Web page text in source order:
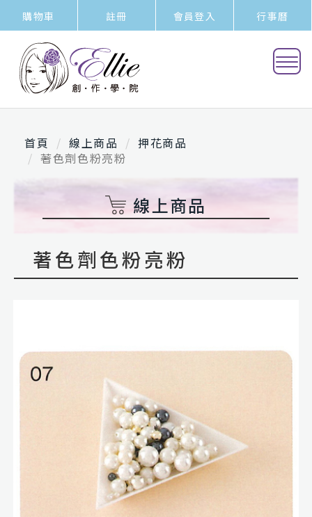
購物車 註冊 會員登入 行事曆
首頁 線上商品
押花商品
著色劑色粉亮粉
線上商品
著色劑色粉亮粉